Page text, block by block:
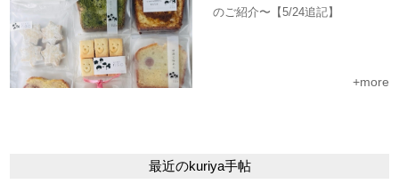
のご紹介〜【5/24追記】
+more
最近のkuriya手帖